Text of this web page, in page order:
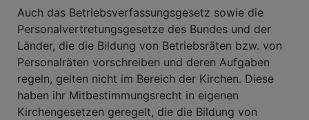
Auch das Betriebsverfassungsgesetz sowie die
Personalvertretungsgesetze des Bundes und der
Länder, die die Bildung von Betriebsräten bzw. von
Personalräten vorschreiben und deren Aufgaben
regeln, gelten nicht im Bereich der Kirchen. Diese
haben ihr Mitbestimmungsrecht in eigenen
Kirchengesetzen geregelt, die die Bildung von